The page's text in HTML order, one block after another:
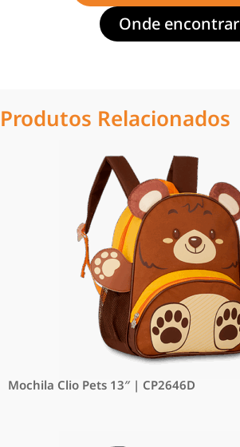
Onde encontrar
Produtos Relacionados
Mochila Clio Pets 13″ | CP2646D